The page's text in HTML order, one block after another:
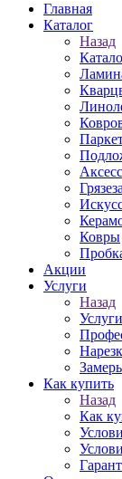
Главная
Каталог
Назад
Ковры
Акции
Услуги
Назад
Услуги
Как купить
Назад
Как